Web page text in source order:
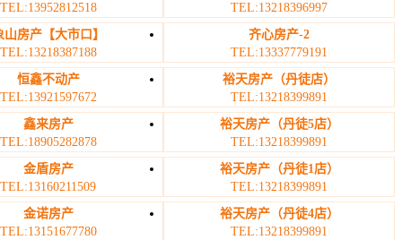
TEL:13952812518
TEL:13218396997
山房产【大市口】
TEL:13218387188
齐心房产-2
TEL:13337779191
恒鑫不动产
TEL:13921597672
裕天房产（丹徒店）
TEL:13218399891
鑫来房产
TEL:18905282878
裕天房产（丹徒5店）
TEL:13218399891
金盾房产
TEL:13160211509
裕天房产（丹徒1店）
TEL:13218399891
金诺房产
TEL:13151677780
裕天房产（丹徒4店）
TEL:13218399891